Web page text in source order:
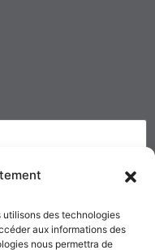
utilisons des technologies
aux informations des
nous permettra de